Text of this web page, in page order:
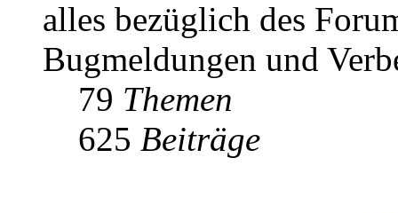
alles bezüglich des
Bugmeldungen und
79 Themen
625 Beiträge